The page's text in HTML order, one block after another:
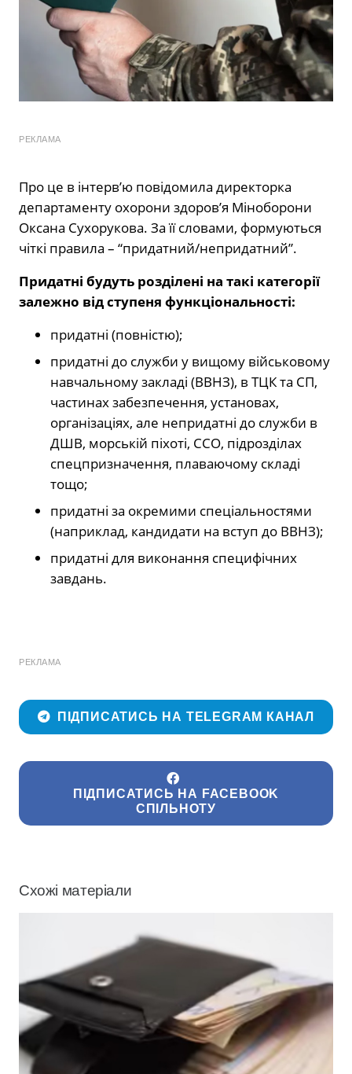
РЕКЛАМА
Про це в інтерв’ю повідомила директорка
департаменту охорони здоров’я Міноборони
Оксана Сухорукова. За її словами, формуються
чіткі правила – “придатний/непридатний”.
Придатні будуть розділені на такі категорії
залежно від ступеня функціональності:
придатні (повністю);
придатні до служби у вищому військовому
навчальному закладі (ВВНЗ), в ТЦК та СП,
частинах забезпечення, установах,
організаціях, але непридатні до служби в
ДШВ, морській піхоті, ССО, підрозділах
спецпризначення, плаваючому складі
тощо;
придатні за окремими спеціальностями
(наприклад, кандидати на вступ до ВВНЗ);
придатні для виконання специфічних
завдань.
РЕКЛАМА
ПІДПИСАТИСЬ НА TELEGRAM КАНАЛ
ПІДПИСАТИСЬ НА FACEBOOK
СПІЛЬНОТУ
Схожі матеріали